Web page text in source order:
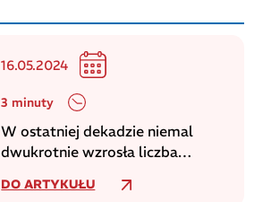
16.05.2024
3 minuty
W ostatniej dekadzie niemal
dwukrotnie wzrosła liczba
DO ARTYKUŁU